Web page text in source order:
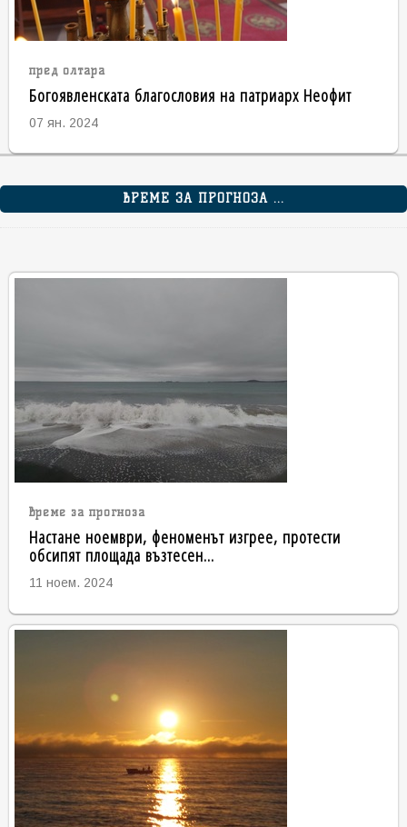
пред олтара
Богоявленската благословия на патриарх Неофит
07 ян. 2024
ВРЕМЕ ЗА ПРОГНОЗА ...
време за прогноза
Настане ноември, феноменът изгрее, протести
обсипят площада възтесен...
11 ноем. 2024